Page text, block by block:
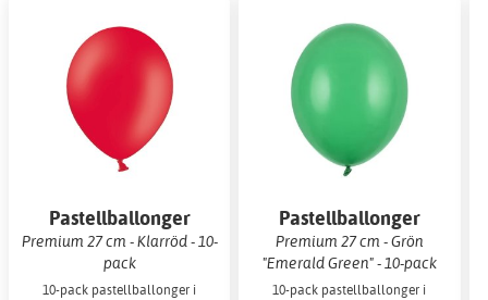
Pastellballonger
Premium 27 cm - Klarröd - 10-
pack
10-pack pastellballonger i
Pastellballonger
Premium 27 cm - Grön
"Emerald Green" - 10-pack
10-pack pastellballonger i